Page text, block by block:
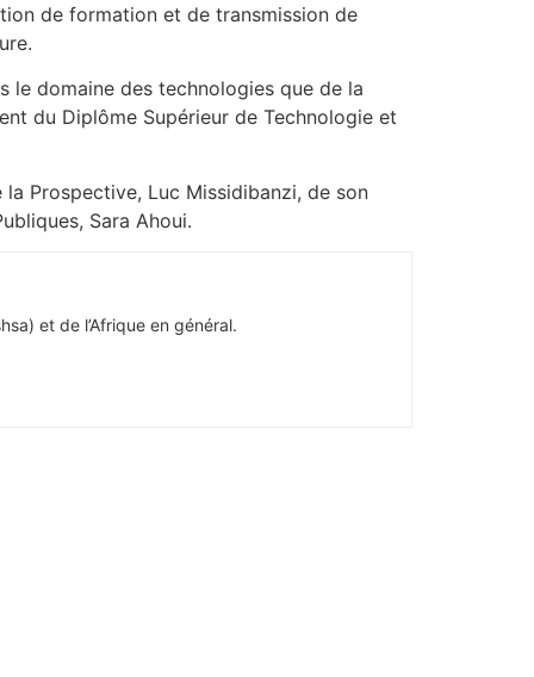
de formation et de transmission de
le domaine des technologies que de la
du Diplôme Supérieur de Technologie et
Prospective, Luc Missidibanzi, de son
Sara Ahoui.
et de l’Afrique en général.